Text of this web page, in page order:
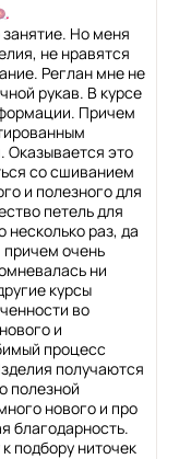
Но меня
не нравятся
Реглан мне не
рукав. В курсе
Причем
Оказывается это
со сшиванием
и полезного для
петель для
раз, да
очень
ни
курсы
во
и
процесс
получаются
полезной
нового и про
благодарность.
подбору ниточек